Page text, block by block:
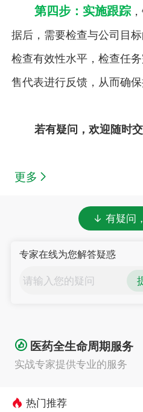
第四步：实施跟踪
据后，需要检查与公司目
检查有效性水平，检查任
售代表进行反馈，从而确保
若有疑问，欢迎随时
更多
↓ 有疑问
专家在线为您解答疑惑
医药全生命周期服务
实战专家提供专业的服务
热门推荐